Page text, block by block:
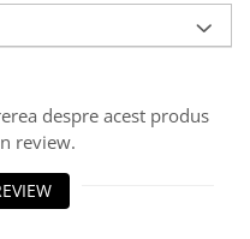
despre acest produs
review.